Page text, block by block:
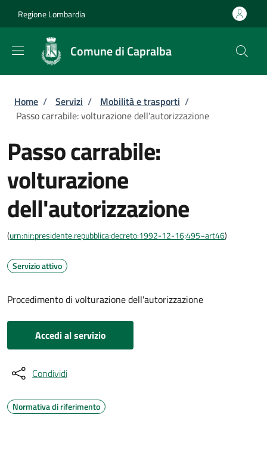
Regione Lombardia
Comune di Capralba
Briciole di pane
Home / Servizi / Mobilità e trasporti /
Passo carrabile: volturazione dell'autorizzazione
Passo carrabile:
volturazione
dell'autorizzazione
(urn:nir:presidente.repubblica:decreto:1992-12-16;495~art46)
Servizio attivo
Procedimento di volturazione dell'autorizzazione
Accedi al servizio
Condividi
Normativa di riferimento